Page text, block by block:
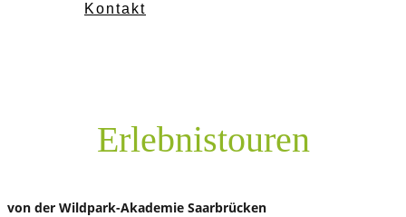
Kontakt
Erlebnistouren
von der Wildpark-Akademie Saarbrücken